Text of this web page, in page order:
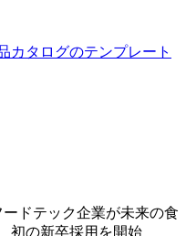
カタログのテンプレート
ドテック企業が未来の食
初の新卒採用を開始